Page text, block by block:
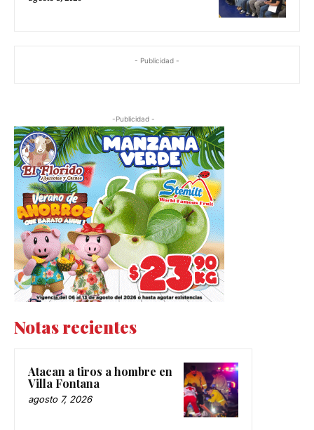
- Publicidad -
-Publicidad -
Notas recientes
Atacan a tiros a hombre en
Villa Fontana
agosto 7, 2026